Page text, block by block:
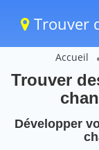
Trouver
Accueil
Trouver
Développer